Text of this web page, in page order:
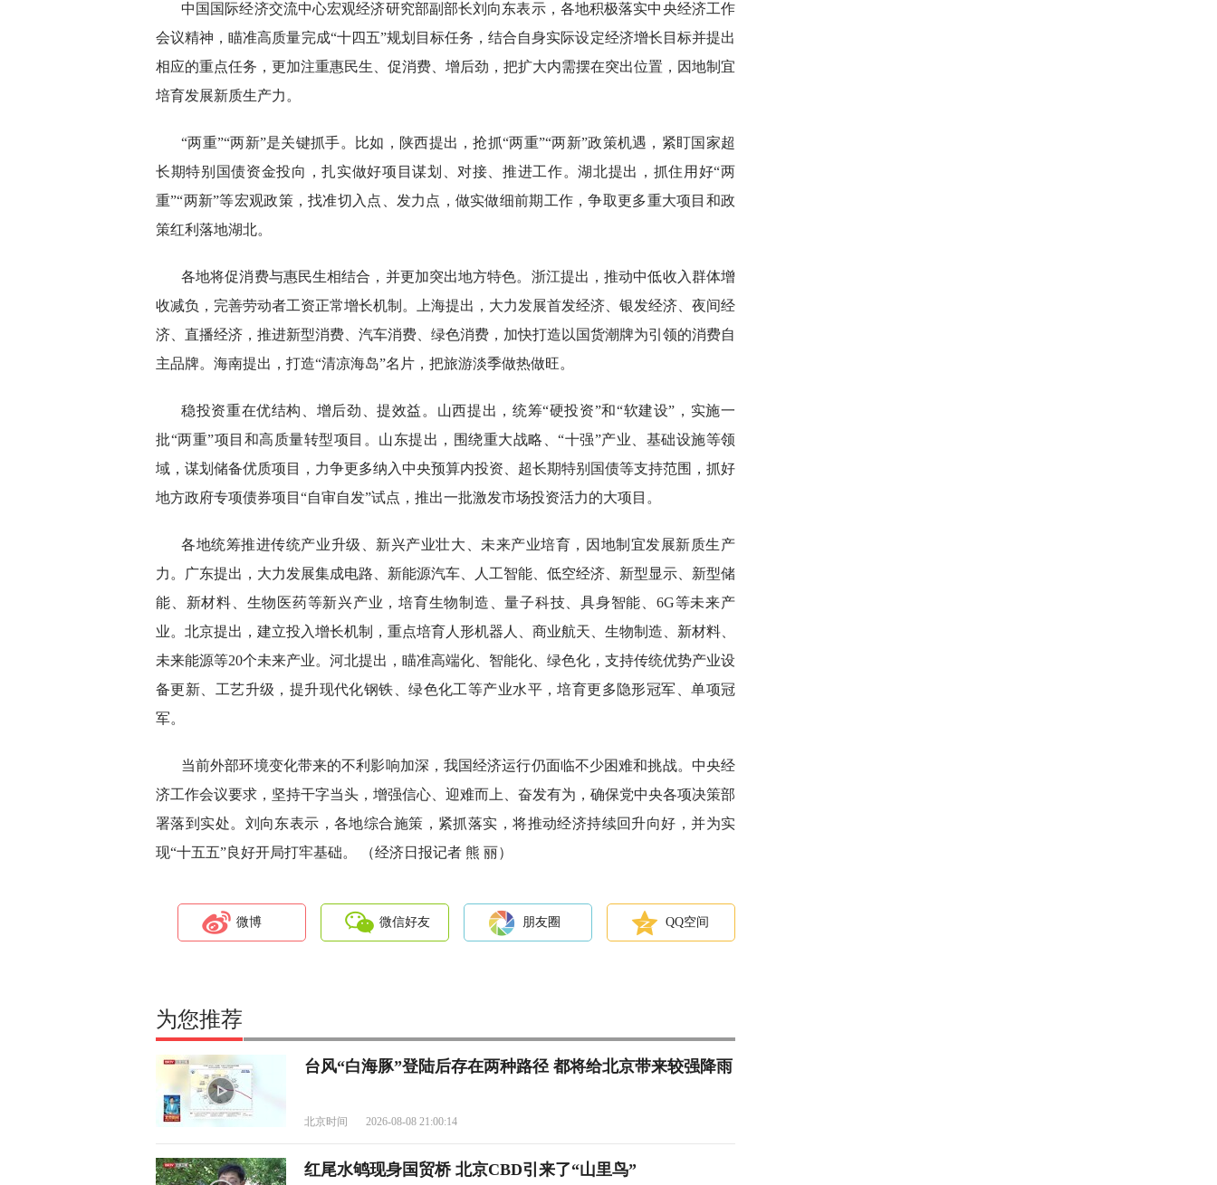
中国国际经济交流中心宏观经济研究部副部长刘向东表示，各地积极落实中央经济工作
会议精神，瞄准高质量完成“十四五”规划目标任务，结合自身实际设定经济增长目标并提出
相应的重点任务，更加注重惠民生、促消费、增后劲，把扩大内需摆在突出位置，因地制宜
培育发展新质生产力。
“两重”“两新”是关键抓手。比如，陕西提出，抢抓“两重”“两新”政策机遇，紧盯国家超
长期特别国债资金投向，扎实做好项目谋划、对接、推进工作。湖北提出，抓住用好“两
重”“两新”等宏观政策，找准切入点、发力点，做实做细前期工作，争取更多重大项目和政
策红利落地湖北。
各地将促消费与惠民生相结合，并更加突出地方特色。浙江提出，推动中低收入群体增
收减负，完善劳动者工资正常增长机制。上海提出，大力发展首发经济、银发经济、夜间经
济、直播经济，推进新型消费、汽车消费、绿色消费，加快打造以国货潮牌为引领的消费自
主品牌。海南提出，打造“清凉海岛”名片，把旅游淡季做热做旺。
稳投资重在优结构、增后劲、提效益。山西提出，统筹“硬投资”和“软建设”，实施一
批“两重”项目和高质量转型项目。山东提出，围绕重大战略、“十强”产业、基础设施等领
域，谋划储备优质项目，力争更多纳入中央预算内投资、超长期特别国债等支持范围，抓好
地方政府专项债券项目“自审自发”试点，推出一批激发市场投资活力的大项目。
各地统筹推进传统产业升级、新兴产业壮大、未来产业培育，因地制宜发展新质生产
力。广东提出，大力发展集成电路、新能源汽车、人工智能、低空经济、新型显示、新型储
能、新材料、生物医药等新兴产业，培育生物制造、量子科技、具身智能、6G等未来产
业。北京提出，建立投入增长机制，重点培育人形机器人、商业航天、生物制造、新材料、
未来能源等20个未来产业。河北提出，瞄准高端化、智能化、绿色化，支持传统优势产业设
备更新、工艺升级，提升现代化钢铁、绿色化工等产业水平，培育更多隐形冠军、单项冠
军。
当前外部环境变化带来的不利影响加深，我国经济运行仍面临不少困难和挑战。中央经
济工作会议要求，坚持干字当头，增强信心、迎难而上、奋发有为，确保党中央各项决策部
署落到实处。刘向东表示，各地综合施策，紧抓落实，将推动经济持续回升向好，并为实
现“十五五”良好开局打牢基础。 （经济日报记者 熊 丽）
微博 微信好友 朋友圈 QQ空间
为您推荐
台风“白海豚”登陆后存在两种路径 都将给北京带来较强降雨
北京时间 2026-08-08 21:00:14
红尾水鸲现身国贸桥 北京CBD引来了“山里鸟”